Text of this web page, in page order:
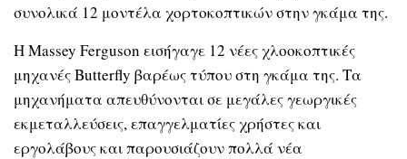
συνολικά 12 μοντέλα χορτοκοπτικών στην γκάμα της.
Η Massey Ferguson εισήγαγε 12 νέες χλοοκοπτικές
μηχανές Butterfly βαρέως τύπου στη γκάμα της. Τα
μηχανήματα απευθύνονται σε μεγάλες γεωργικές
εκμεταλλεύσεις, επαγγελματίες χρήστες και
εργολάβους και παρουσιάζουν πολλά νέα